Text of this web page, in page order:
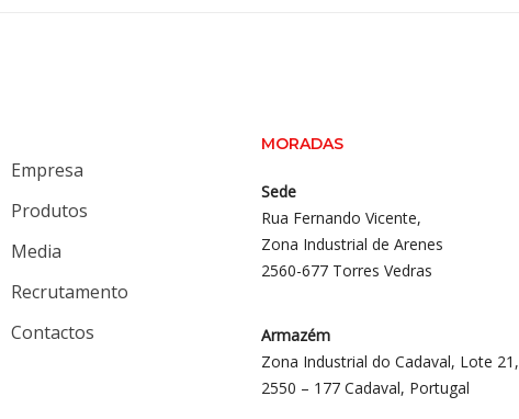
Empresa
Produtos
Media
Recrutamento
Contactos
MORADAS
Sede
Rua Fernando Vicente,
Zona Industrial de Arenes
2560-677 Torres Vedras
Armazém
Zona Industrial do Cadaval, Lote 21,
2550 – 177 Cadaval, Portugal